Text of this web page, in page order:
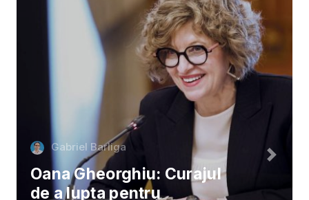
Gabriel Barliga
Oana Gheorghiu: Curajul
de a lupta pentru